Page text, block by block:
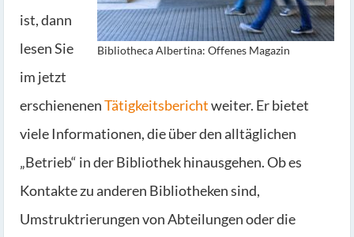
Bibliotheca Albertina: Offenes Magazin
ist, dann
lesen Sie
im jetzt
erschienenenTätigkeitsberichtweiter. Er bietet
viele Informationen, die über den alltäglichen
„Betrieb“ in der Bibliothek hinausgehen. Ob es
Kontakte zu anderen Bibliotheken sind,
Umstruktrierungen von Abteilungen oder die